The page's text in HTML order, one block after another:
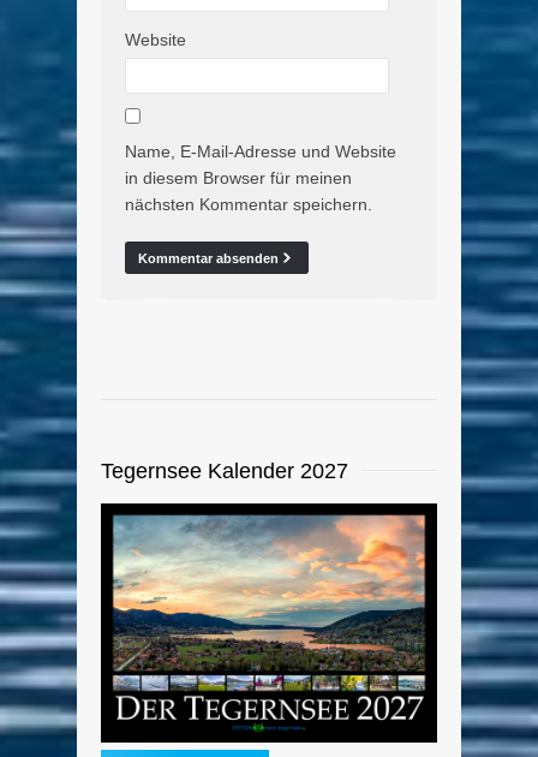
Website
Name, E-Mail-Adresse und Website
in diesem Browser für meinen
nächsten Kommentar speichern.
Tegernsee Kalender 2027